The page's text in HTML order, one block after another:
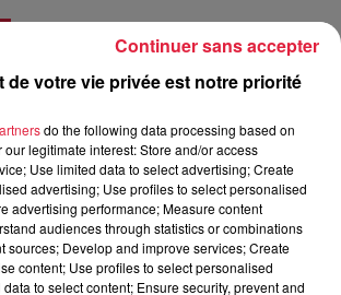
ORCHESTRA + PRÉSENTATION DE
Vendredi 7 septembre, à 20h30
57230 BITCHE Gratuit (réservation
(0) 3.87.96.12.54 Saxophone Soprano /
; Soubassophone / Chant : Davton
: Christophe Limousin; Trombone :
de votre vie privée est notre priorité
do the following data processing based on
legitimate interest: Store and/or access
Use limited data to select advertising; Create
advertising; Use profiles to select personalised
advertising performance; Measure content
audiences through statistics or combinations
sources; Develop and improve services; Create
content; Use profiles to select personalised
to select content; Ensure security, prevent and
Continuer sans accepter